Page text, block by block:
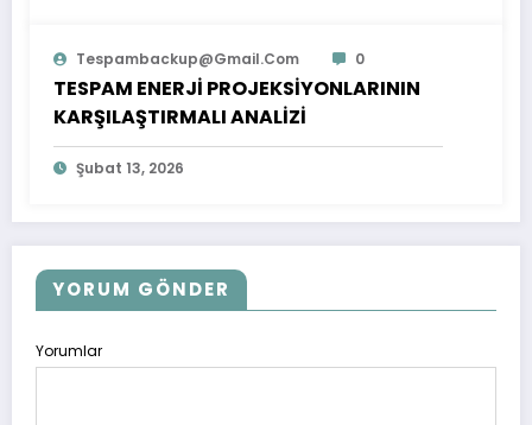
Tespambackup@gmail.com 0
TESPAM ENERJİ PROJEKSİYONLARININ
KARŞILAŞTIRMALI ANALİZİ
Şubat 13, 2026
YORUM GÖNDER
Yorumlar